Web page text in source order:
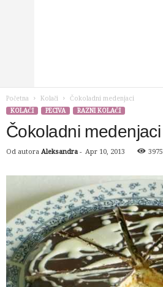
Početna Kolači
Čokoladni medenjaci
KOLAČI
PECIVA RAZNI KOLAČI
Čokoladni medenjaci
Od autora Aleksandra - Apr 10, 2013 3975